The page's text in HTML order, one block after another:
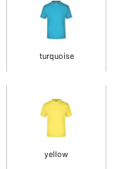
turquoise
yellow